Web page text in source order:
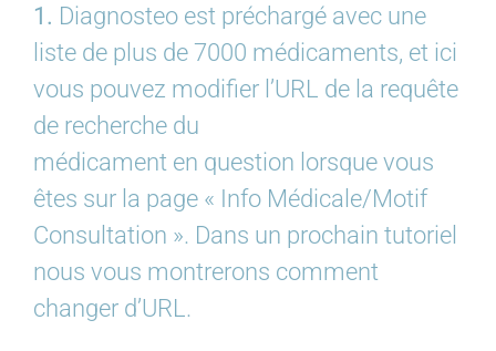
1. Diagnosteo est préchargé avec une
liste de plus de 7000 médicaments, et ici
vous pouvez modifier l’URL de la requête
de recherche du
médicament en question lorsque vous
êtes sur la page « Info Médicale/Motif
Consultation ». Dans un prochain tutoriel
nous vous montrerons comment
changer d’URL.